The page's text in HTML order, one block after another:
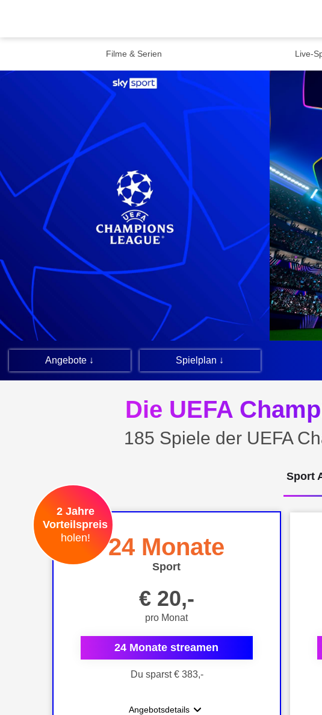
Filme & Serien Live-
Angebote ↓ Spielplan ↓
Die UEFA
185 Spiele der UEFA
Sport
2 Jahre
Vorteilspreis
holen!
24 Monate
Sport
€ 20,-
pro Monat
24 Monate streamen
Du sparst € 383,-
Angebotsdetails